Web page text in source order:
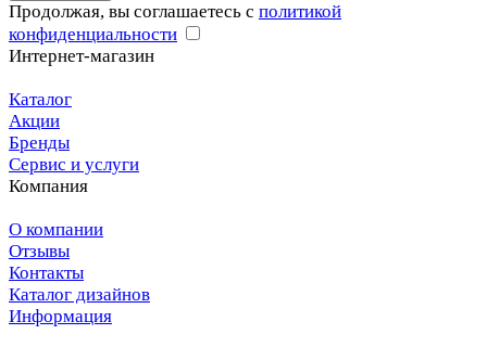
Продолжая, вы соглашаетесь с политикой
конфиденциальности
Интернет-магазин
Каталог
Акции
Бренды
Сервис и услуги
Компания
О компании
Отзывы
Контакты
Каталог дизайнов
Информация